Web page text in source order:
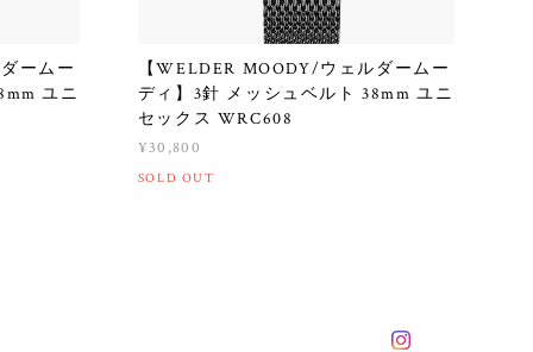
ームー
ユニ
【WELDER MOODY/ウェルダームー
ディ】3針 メッシュベルト 38mm ユニ
セックス WRC608
¥30,800
SOLD OUT